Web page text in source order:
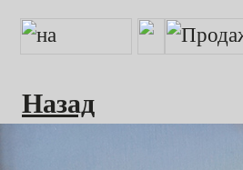
Назад